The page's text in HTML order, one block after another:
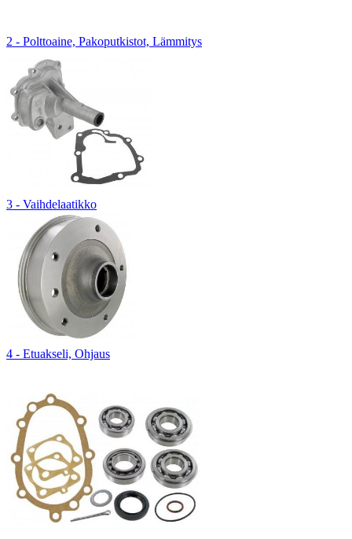
2 - Polttoaine, Pakoputkistot, Lämmitys
3 - Vaihdelaatikko
4 - Etuakseli, Ohjaus